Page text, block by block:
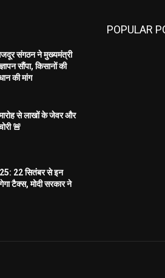
संगठन ने मुख्यमंत्री
सौंपा, किसानों की
की मांग
से लाखों के जेवर और
🚨
22 सितंबर से इन
टैक्स, मोदी सरकार ने
POPULAR